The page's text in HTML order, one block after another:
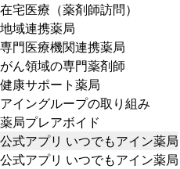
在宅医療（薬剤師訪問）
地域連携薬局
専門医療機関連携薬局
がん領域の専門薬剤師
健康サポート薬局
アイングループの取り組み
薬局プレアボイド
公式アプリ いつでもアイン薬局
公式アプリ いつでもアイン薬